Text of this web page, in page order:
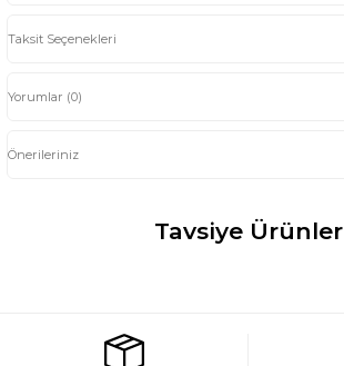
Taksit Seçenekleri
Yorumlar (0)
Önerileriniz
Tavsiye Ürünler